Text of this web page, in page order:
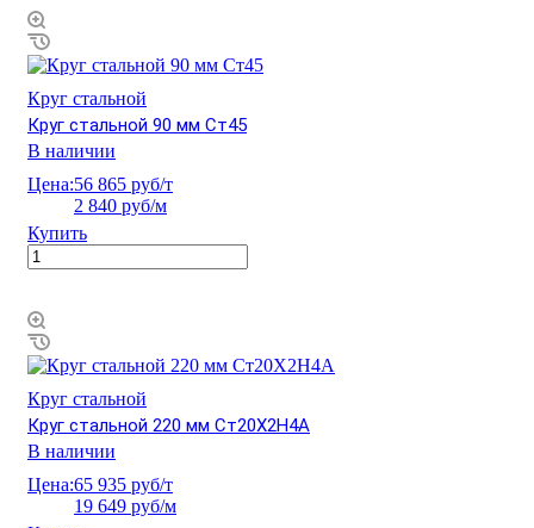
Круг стальной
Круг стальной 90 мм Ст45
В наличии
Цена:56 865 руб/т
2 840 руб/м
Купить
Круг стальной
Круг стальной 220 мм Ст20Х2Н4А
В наличии
Цена:65 935 руб/т
19 649 руб/м